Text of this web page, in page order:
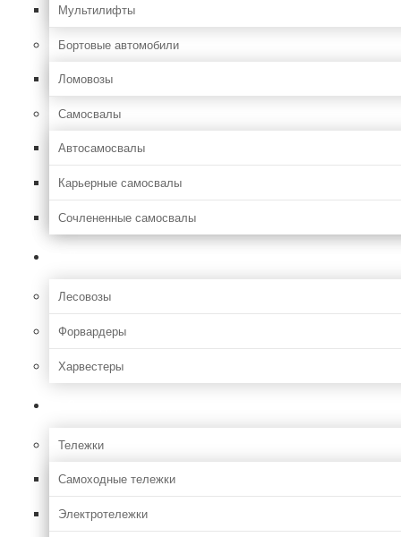
Мультилифты
Бортовые автомобили
Ломовозы
Самосвалы
Автосамосвалы
Карьерные самосвалы
Сочлененные самосвалы
Лесовозы
Форвардеры
Харвестеры
Тележки
Самоходные тележки
Электротележки